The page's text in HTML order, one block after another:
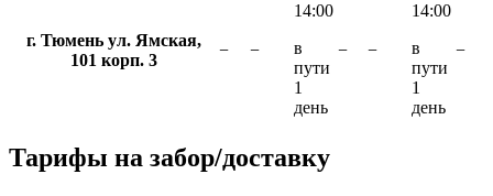
г. Тюмень ул. Ямская,
101 корп. 3
− −
14:00
в
пути
1
день
− −
14:00
в
пути
1
день
−
Тарифы на забор/доставку